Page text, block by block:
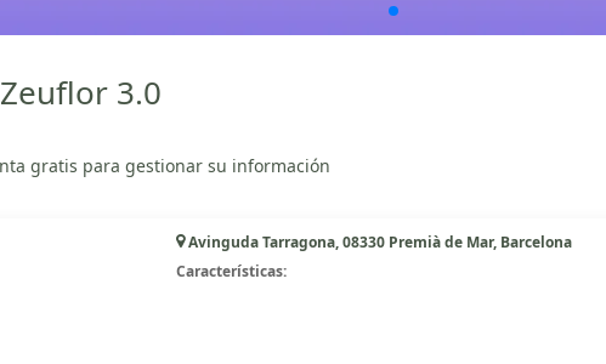
3.0
gratis para gestionar su información
Avinguda Tarragona, 08330 Premià de Mar, Barcelona
Características: